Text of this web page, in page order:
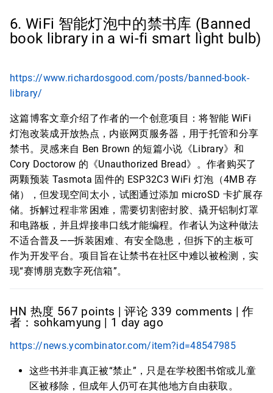
6. WiFi 智能灯泡中的禁书库 (Banned
book library in a wi-fi smart light bulb)
https://www.richardosgood.com/posts/banned-book-
library/
这篇博客文章介绍了作者的一个创意项目：将智能 WiFi
灯泡改装成开放热点，内嵌网页服务器，用于托管和分享
禁书。灵感来自 Ben Brown 的短篇小说《Library》和
Cory Doctorow 的《Unauthorized Bread》。作者购买了
两颗预装 Tasmota 固件的 ESP32C3 WiFi 灯泡（4MB 存
储），但发现空间太小，试图通过添加 microSD 卡扩展存
储。拆解过程非常困难，需要切割密封胶、撬开铝制灯罩
和电路板，并且焊接串口线才能编程。作者认为这种做法
不适合普及——拆装困难、有安全隐患，但拆下的主板可
作为开发平台。项目旨在让禁书在社区中难以被检测，实
现“赛博朋克数字死信箱”。
HN 热度 567 points | 评论 339 comments | 作
者：sohkamyung | 1 day ago
https://news.ycombinator.com/item?id=48547985
这些书并非真正被“禁止”，只是在学校图书馆或儿童
区被移除，但成年人仍可在其他地方自由获取。